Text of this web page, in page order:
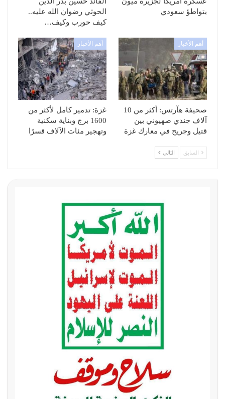
بتواطؤ سعودي
الحوثي رضوان الله عليه..
كيف حورب وكيف…
أهم الأخبار
صحيفة هآرتس: أكثر من 10
آلاف جندي صهيوني بين
قتيل وجريح في معارك غزة
أهم الأخبار
غزة: تدمير كامل لأكثر من
1600 برج وبناية سكنية
وتهجير مئات الآلاف قسرًا
السابق التالي